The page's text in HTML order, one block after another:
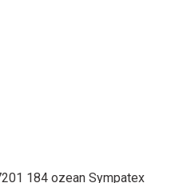
184 ozean Sympatex